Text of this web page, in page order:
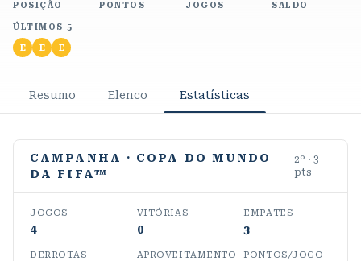
POSIÇÃO PONTOS JOGOS SALDO
ÚLTIMOS 5
E E E
Resumo Elenco Estatísticas
CAMPANHA
· COPA DO MUNDO
DA FIFA™
2º ·3
pts
JOGOS
4
VITÓRIAS
0
EMPATES
3
DERROTAS APROVEITAMENTO PONTOS/JOGO